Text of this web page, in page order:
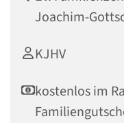
Joachim-
KJHV
kostenlos im